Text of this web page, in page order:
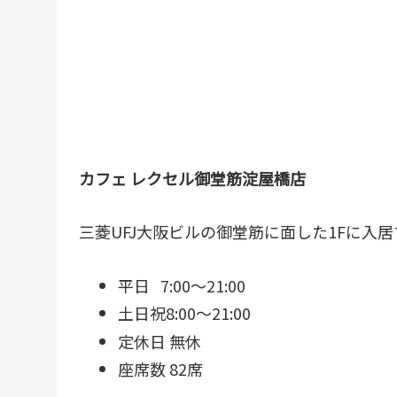
カフェ レクセル御堂筋淀屋橋店
三菱UFJ大阪ビルの御堂筋に面した1Fに入
平日 7:00～21:00
土日祝8:00～21:00
定休日 無休
座席数 82席